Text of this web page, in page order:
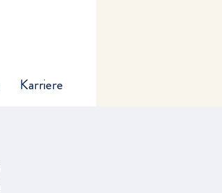
Karriere